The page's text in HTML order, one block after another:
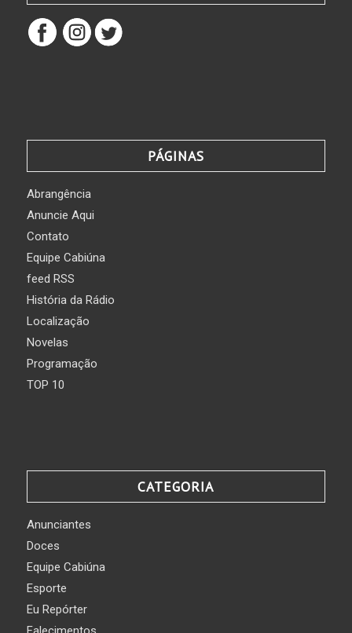
PÁGINAS
Abrangência
Anuncie Aqui
Contato
Equipe Cabiúna
feed RSS
História da Rádio
Localização
Novelas
Programação
TOP 10
CATEGORIA
Anunciantes
Doces
Equipe Cabiúna
Esporte
Eu Repórter